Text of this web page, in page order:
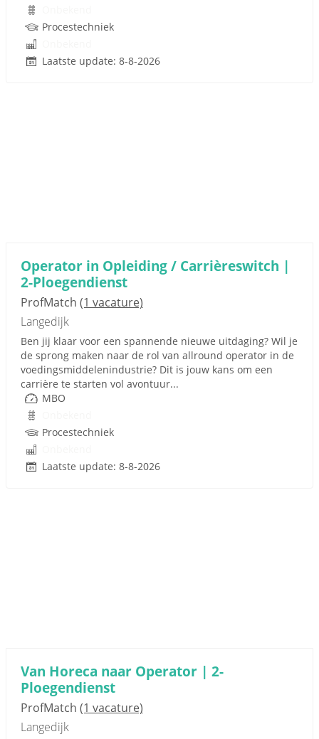
Procestechniek
Laatste update: 8-8-2026
Operator in Opleiding / Carrièreswitch |
2-Ploegendienst
ProfMatch (1 vacature)
Langedijk
Ben jij klaar voor een spannende nieuwe uitdaging? Wil je
de sprong maken naar de rol van allround operator in de
voedingsmiddelenindustrie? Dit is jouw kans om een
carrière te starten vol avontuur...
MBO
Procestechniek
Laatste update: 8-8-2026
Van Horeca naar Operator | 2-
Ploegendienst
ProfMatch (1 vacature)
Langedijk